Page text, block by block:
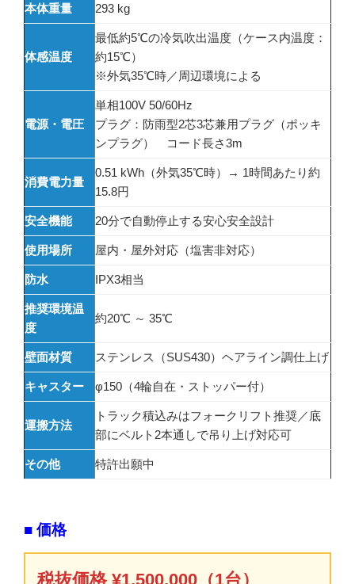
本体重量 293 kg
体感温度
最低約5℃の冷気吹出温度（ケース内温度：
約15℃）
※外気35℃時／周辺環境による
電源・電圧
単相100V 50/60Hz
プラグ：防雨型2芯3芯兼用プラグ（ポッキ
ンプラグ） コード長さ3m
消費電力量
0.51 kWh（外気35℃時）→ 1時間あたり約
15.8円
安全機能 20分で自動停止する安心安全設計
使用場所 屋内・屋外対応（塩害非対応）
防水 IPX3相当
推奨環境温
度
約20℃ ～ 35℃
壁面材質 ステンレス（SUS430）ヘアライン調仕上げ
キャスター φ150（4輪自在・ストッパー付）
運搬方法
トラック積込みはフォークリフト推奨／底
部にベルト2本通しで吊り上げ対応可
その他 特許出願中
■ 価格
税抜価格 ¥1,500,000（1台）